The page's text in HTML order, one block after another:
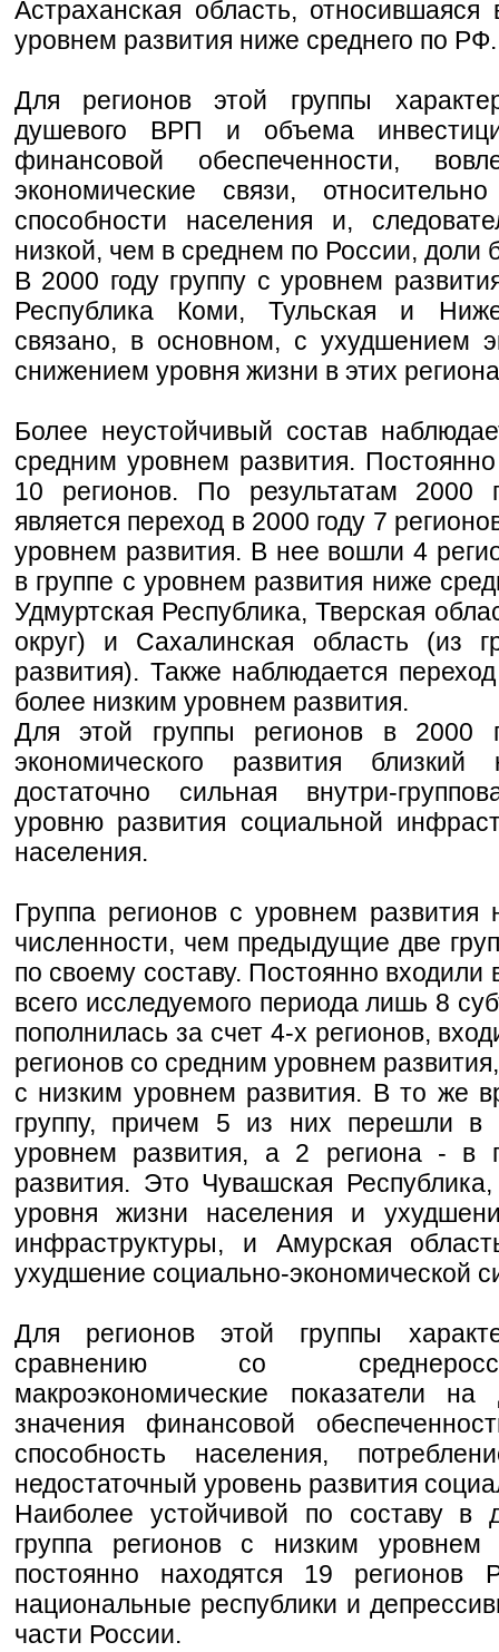
Астраханская область,
уровнем развития ниже среднего по РФ.
Для регионов этой группы
душевого ВРП и объема
финансовой обеспеченности,
экономические связи,
способности населения и,
низкой, чем в среднем по России, доли
В 2000 году группу с уровнем
Республика Коми, Тульская и
связано, в основном, с ухудшением
снижением уровня жизни в этих
Более неустойчивый состав
средним уровнем развития.
10 регионов. По результатам 2000
является переход в 2000 году 7
уровнем развития. В нее вошли 4
в группе с уровнем развития ниже
Удмуртская Республика, Тверская
округ) и Сахалинская область (из
развития). Также наблюдается
более низким уровнем развития.
Для этой группы регионов в 2000
экономического развития
достаточно сильная внутри-
уровню развития социальной
населения.
Группа регионов с уровнем
численности, чем предыдущие две
по своему составу. Постоянно входили
всего исследуемого периода лишь 8
пополнилась за счет 4-х регионов,
регионов со средним уровнем
с низким уровнем развития. В то же
группу, причем 5 из них перешли в
уровнем развития, а 2 региона - в
развития. Это Чувашская
уровня жизни населения и
инфраструктуры, и Амурская
ухудшение социально-экономической
Для регионов этой группы
сравнению со
макроэкономические показатели
значения финансовой
способность населения,
недостаточный уровень развития
Наиболее устойчивой по составу в
группа регионов с низким
постоянно находятся 19
национальные республики и
части России.